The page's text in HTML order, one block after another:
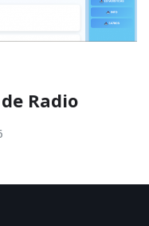
Radio